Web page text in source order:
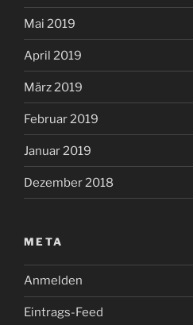
Mai 2019
April 2019
März 2019
Februar 2019
Januar 2019
Dezember 2018
META
Anmelden
Eintrags-Feed